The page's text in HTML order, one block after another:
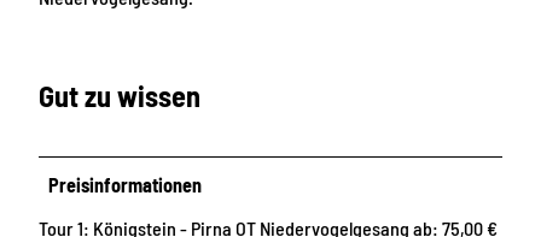
Gut zu wissen
Preisinformationen
Tour 1: Königstein - Pirna OT Niedervogelgesang ab: 75,00 €